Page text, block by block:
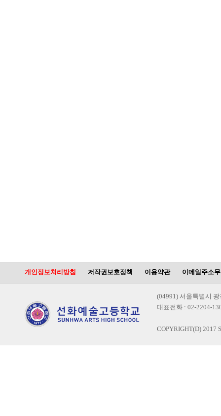
개인정보처리방침 저작권보호정책 이용약관 이메일주소
(04991) 서울특별시
대표전화 : 02-2204-
COPYRIGHT(D) 2017